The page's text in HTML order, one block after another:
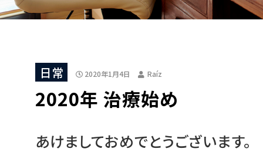
日常 2020年1月4日 Raíz
2020年 治療始め
あけましておめでとうございます。